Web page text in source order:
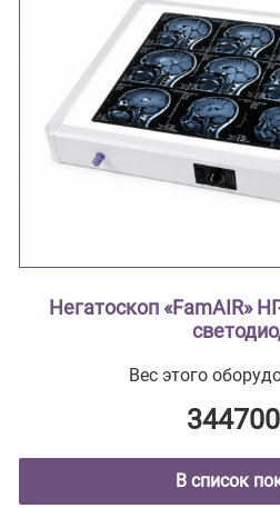
Негатоскоп «FamAIR»
Вес этого
В список